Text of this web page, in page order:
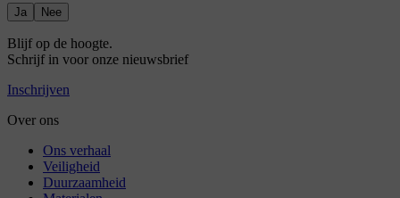
Ja Nee